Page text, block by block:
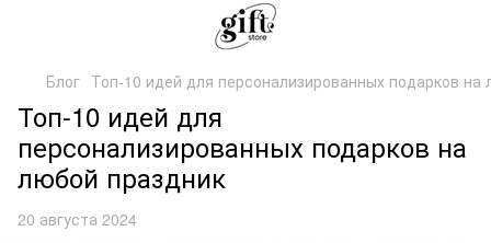
Блог Топ-10 идей для персонализированных подарков на
Топ-10 идей для
персонализированных подарков на
любой праздник
20 августа 2024